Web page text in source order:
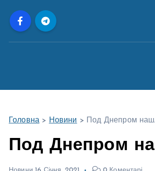
Головна > Новини > Под Днепром
Под Днепром